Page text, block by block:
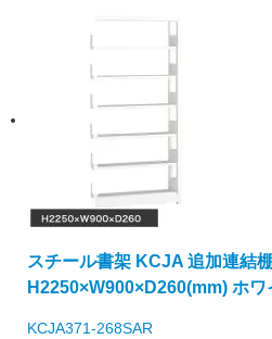
スチール書架 KCJA 追加連結
H2250×W900×D260(mm) ホワ
KCJA371-268SAR